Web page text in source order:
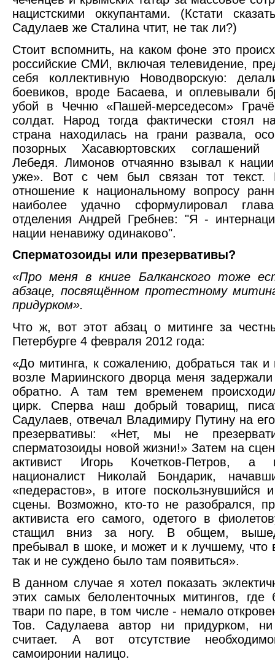
нацистскими оккупантами. (Кстати
Садулаев же Сталина чтит, не так ли?)
Стоит вспомнить, на каком фоне это
российские СМИ, включая телевидение,
себя коллективную Новодворскую:
боевиков, вроде Басаева, и оплевывали
убой в Чечню «Пашей-мерседесом»
солдат. Народ тогда фактически стоял
страна находилась на грани развала,
позорных Хасавюртовских соглашений
Лебедя. Лимонов отчаянно взывал к
уже». Вот с чем был связан тот
отношение к национальному вопросу
наиболее удачно сформулировал глава
отделения Андрей Гребнев: "Я -
нации ненавижу одинаково".
Сперматозоиды или презервативы?
«Про меня в книге Балканского тоже
абзаце, посвящённом протестному
придурком».
Что ж, вот этот абзац о митинге за
Петербурге 4 февраля 2012 года:
«До митинга, к сожалению, добраться так и
возле Мариинского дворца меня
обратно. А там тем временем
цирк. Сперва наш добрый товарищ,
Садулаев, отвечал Владимиру Путину на
презервативы: «Нет, мы не
сперматозоиды новой жизни!» Затем на
активист Игорь Кочетков-Петров, а
националист Николай Бондарик,
«педерастов», в итоге поскользнувшийся
сцены. Возможно, кто-то не разобрался,
активиста его самого, одетого в
стащил вниз за ногу. В общем,
пребывал в шоке, и может и к лучшему, что
так и не суждено было там появиться».
В данном случае я хотел показать
этих самых белоленточных митингов, где
твари по паре, в том числе - немало
Тов. Садулаева автор ни придурком,
считает. А вот отсутствие
самоиронии налицо.